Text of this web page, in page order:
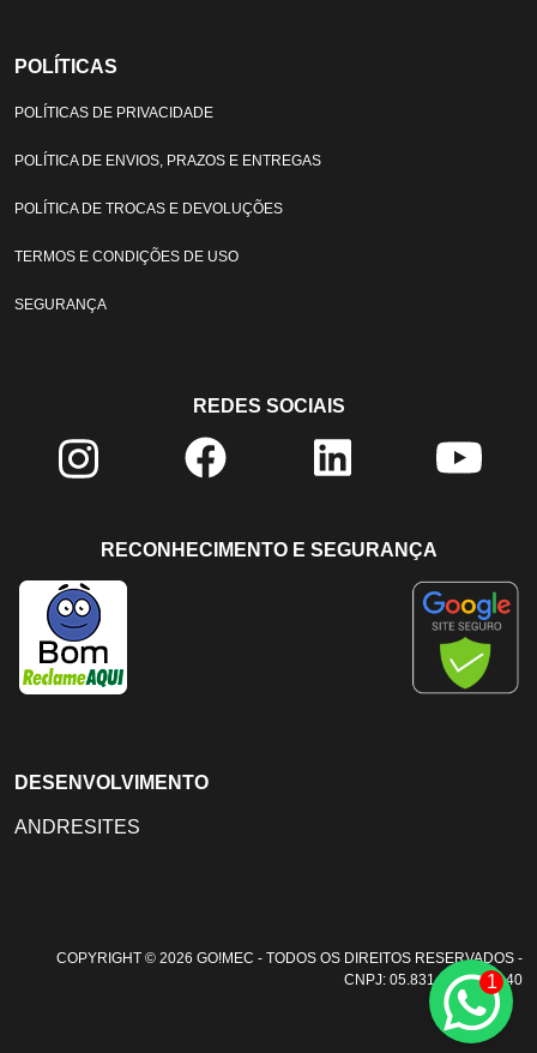
POLÍTICAS
POLÍTICAS DE PRIVACIDADE
POLÍTICA DE ENVIOS, PRAZOS E ENTREGAS
POLÍTICA DE TROCAS E DEVOLUÇÕES
TERMOS E CONDIÇÕES DE USO
SEGURANÇA
REDES SOCIAIS
RECONHECIMENTO E SEGURANÇA
DESENVOLVIMENTO
ANDRESITES
COPYRIGHT © 2026 GO!MEC - TODOS OS DIREITOS RESERVADOS -
CNPJ: 05.831.108/0001-40
1